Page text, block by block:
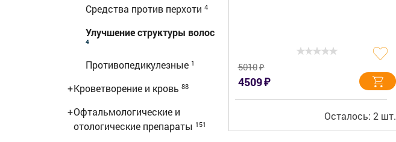
Средства против перхоти 4
Улучшение структуры волос
4
Противопедикулезные 1
+Кроветворение и кровь 88
+Офтальмологические и
отологические препараты 151
5010₽
4509₽
Осталось: 2 шт.